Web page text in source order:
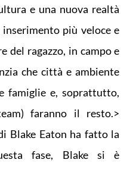
e una nuova realtà
più veloce e
del ragazzo, in campo e
che città e ambiente
famiglie e, soprattutto,
faranno il resto.>
Blake Eaton ha fatto la
fase, Blake si è